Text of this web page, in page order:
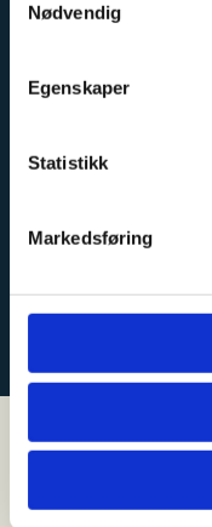
Nødvendig
Egenskaper
Statistikk
Markedsføring
proffesjonelle
Vi fører sykler fra
Merckx. Ta kontakt
NYHETER